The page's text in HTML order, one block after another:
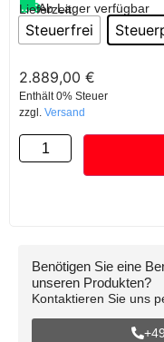
Ab Lager verfügbar
Lieferzeit:
Steuerfrei
2.889,00 €
Enthält 0% Steuer
zzgl. Versand
Benötigen Sie eine
unseren Produkten?
Kontaktieren Sie uns